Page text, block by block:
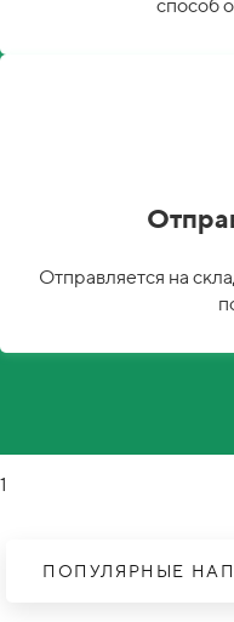
способ
Отправляется на
1
ПОПУЛЯРНЫЕ